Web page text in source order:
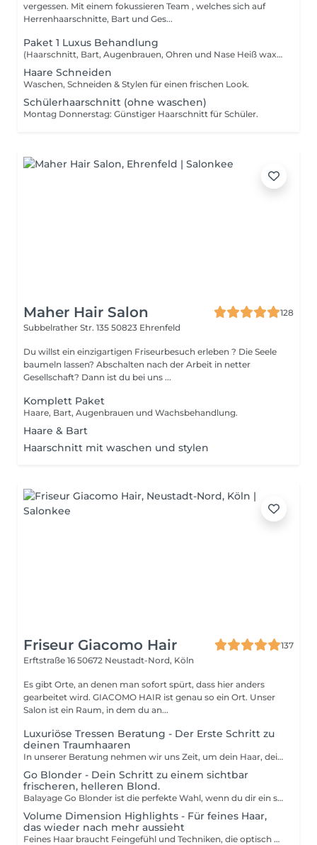
vergessen. Mit einem fokussieren Team , welches sich auf
Herrenhaarschnitte, Bart und Ges...
Paket 1 Luxus Behandlung
(Haarschnitt, Bart, Augenbrauen, Ohren und Nase Heiß wax, Gesichtsmaske) Exklusive Pflege mit Gesichtsmaske für ein frisches und gepflegtes Aussehen.
Haare Schneiden
Waschen, Schneiden & Stylen für einen frischen Look.
Schülerhaarschnitt (ohne waschen)
Montag Donnerstag: Günstiger Haarschnitt für Schüler.
Maher Hair Salon
128
Subbelrather Str. 135 50823 Ehrenfeld
Du willst ein einzigartigen Friseurbesuch erleben ? Die Seele
baumeln lassen? Abschalten nach der Arbeit in netter
Gesellschaft? Dann ist du bei uns ...
Komplett Paket
Haare, Bart, Augenbrauen und Wachsbehandlung.
Haare & Bart
Haarschnitt mit waschen und stylen
Friseur Giacomo Hair
137
Erftstraße 16 50672 Neustadt-Nord, Köln
Es gibt Orte, an denen man sofort spürt, dass hier anders
gearbeitet wird. GIACOMO HAIR ist genau so ein Ort. Unser
Salon ist ein Raum, in dem du an...
Luxuriöse Tressen Beratung - Der Erste Schritt zu
deinen Traumhaaren
In unserer Beratung nehmen wir uns Zeit, um dein Haar, deine Wünsche und deinen Stil kennenzulernen. Gemeinsam finden wir heraus, welche Länge, Dichte und Farbnuance zu dir passt. Dabei sind eine ausführliche Analyse deiner Haarstruktur, eine individuelle Farbanpassung, die Mengenbestimmung der passenden Tressen und eine transparente Preisberechnung bereits enthalten. Zum Abschluss erhältst du eine persönliche Pflege- und Alltagsempfehlung, damit du genau weißt, was dich erwartet und wie dein neues Haargefühl lange schön bleibt. So entsteht dein individueller Weg zur perfekten Haarverlängerung. Der Preis der Beratung wird bei Buchung der Haarverlängerung oder Haarverdichtung vollständig verrechnet.
Go Blonder - Dein Schritt zu einem sichtbar
frischeren, helleren Blond.
Balayage Go Blonder ist die perfekte Wahl, wenn du dir ein sichtbar helleres, frisches Blond wünschst ganz ohne harte Ansätze oder unnatürliche Kontraste. Mit modernen Freihandtechniken schaffen wir sanfte, fließende Farbverläufe, die dein Haar optisch aufhellen und gleichzeitig natürlich wirken lassen. Diese Behandlung ist ideal, wenn du bisher noch keine Balayage hattest oder dein letzter Farbservice mehr als sechs Monate zurückliegt. So entsteht ein harmonischer Neuanfang, der dein Haar in einem helleren, strahlenderen Ton erstrahlen lässt abgestimmt auf deine Haut, deinen Stil und deine Pflegebedürfnisse. Ein abschließendes Glossing veredelt das Ergebnis und schenkt deinem Haar unvergleichlichen Glanz, Geschmeidigkeit und Leuchtkraft.Zusätzlich sind ein individuell abgestimmter Haarschnitt, eine restrukturierende Pflegebehandlung und ein professionelles Wow-Styling inklusive damit dein neues Blond perfekt in Szene gesetzt wird und du dich rundum wohlfühlst. Nach der Behandlung spürst du Leichtigkeit, Frische und dieses besondere Selbstbewusstsein, das nur ein natürlich schönes Blond ausstrahlen kann.
Volume Dimension Highlights - Für feines Haar,
das wieder nach mehr aussieht
Feines Haar braucht Feingefühl und Techniken, die optisch mehr Fülle schaffen, ohne zu beschweren. Mit unserer Volume Dimension gestalten wir Volumen über Licht und Schatten: durch multidimensionale Farbtechniken, sanfte Übergänge und perfekt platzierte Reflexe, die dein Haar dichter und lebendiger wirken lassen. Der passende Schnitt sorgt für Bewegung und Stand so entsteht ein Look, der sichtbar voller wirkt und sich dennoch leicht anfühlt. Wir arbeiten besonders schonend, vor allem im Blondbereich: mit modernsten Bonding-Produkten, sanften Aufhellern und maximaler Pflege, um dein Haar zu schützen und gleichzeitig zu stärken. Inklusive sind eine individuelle Beratung für feines Haar, eine Farbtechnik mit optischem Volumeneffekt (z. B. Soft Balayage oder Micro-Highlights), ein präziser Schnitt für Leichtigkeit und Fülle, pflegende Produkte mit Bonding-Technologie sowie ein professionelles Finish & Styling. Das Ergebnis: mehr Tiefe, mehr Leuchtkraft, mehr Haargefühl ohne Kompromisse.